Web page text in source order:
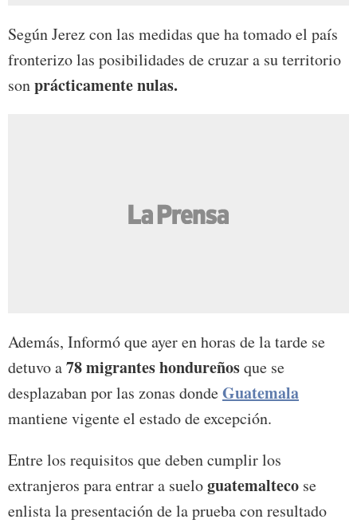
Según Jerez con las medidas que ha tomado el país
fronterizo las posibilidades de cruzar a su territorio
sonprácticamente nulas.
Además, Informó que ayer en horas de la tarde se
detuvo a78 migrantes hondureñosque se
desplazaban por las zonas dondeGuatemala
mantiene vigente el estado de excepción.
Entre los requisitos que deben cumplir los
extranjeros para entrar a sueloguatemalteco se
enlista la presentación de la prueba con resultado